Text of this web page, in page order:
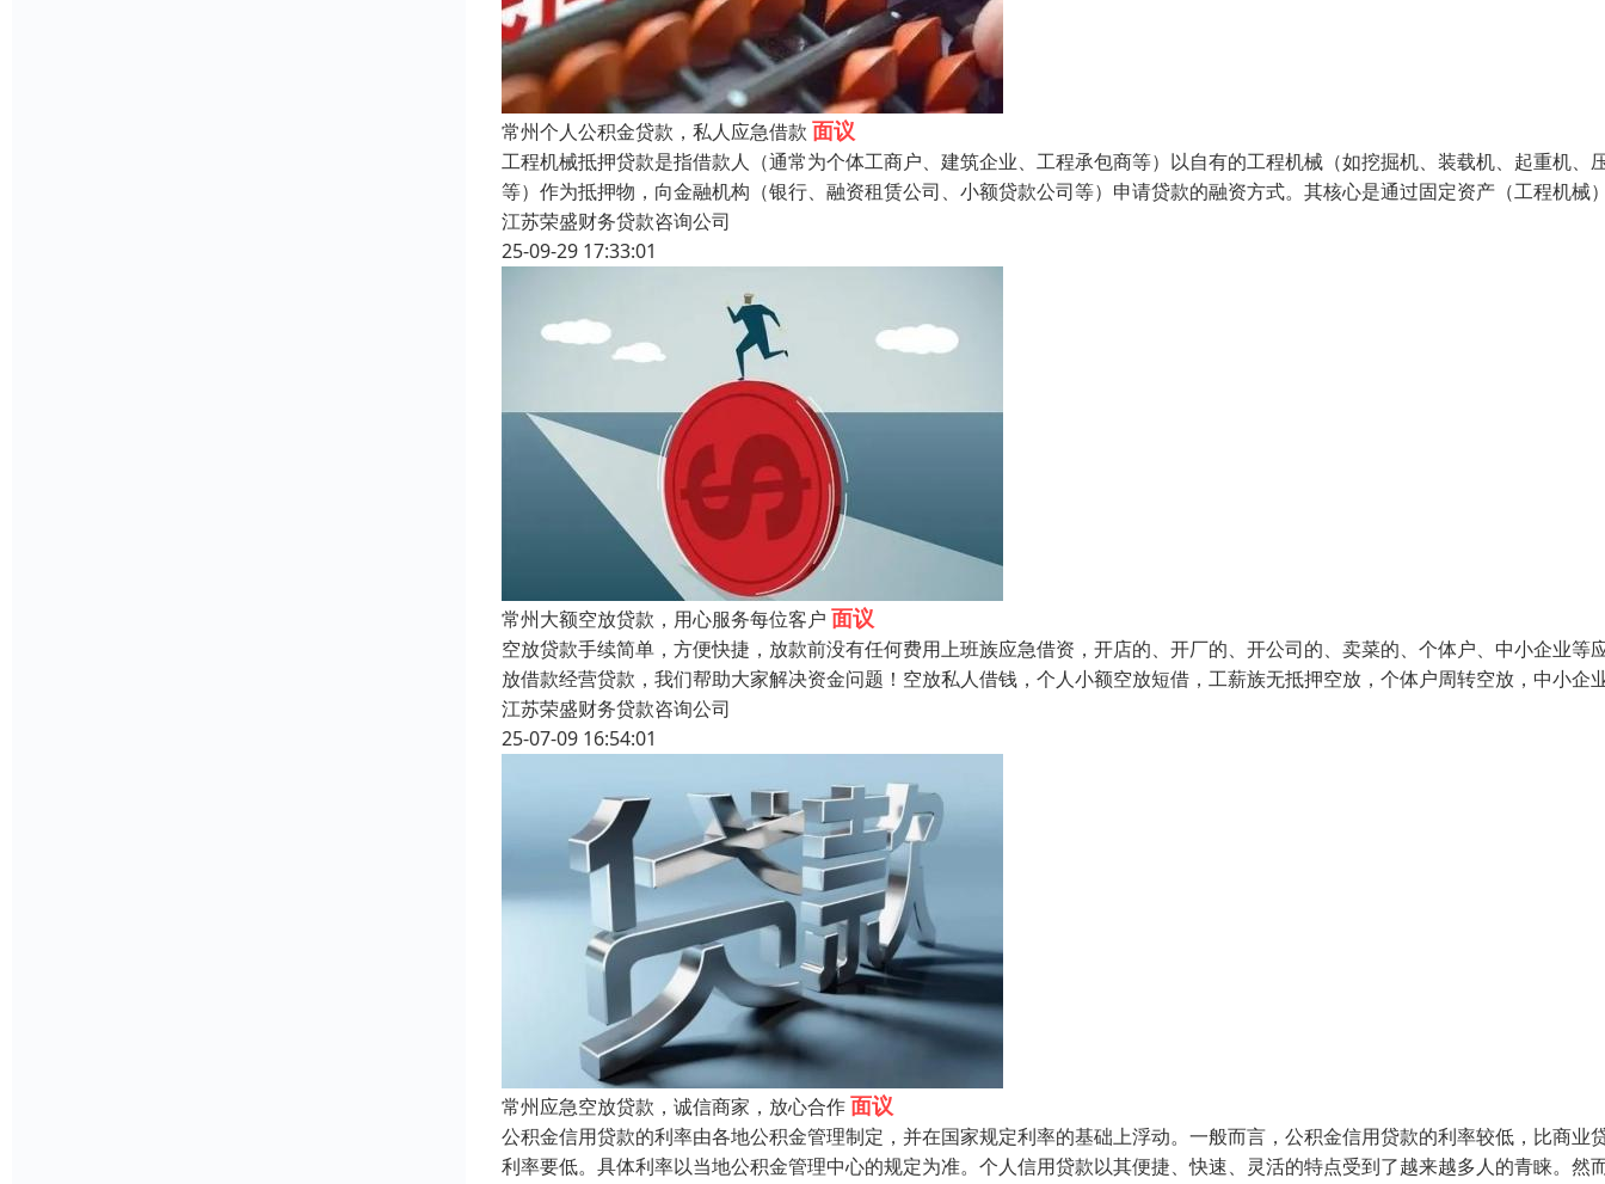
常州个人公积金贷款，私人应急借款 面议
工程机械抵押贷款是指借款人（通常为个体工商户、建筑企业、工程承包商等）以自有的工程机械（如挖掘机、装载机、起重机、
等）作为抵押物，向金融机构（银行、融资租赁公司、小额贷款公司等）申请贷款的融资方式。其核心是通过固定资产（工程机械
江苏荣盛财务贷款咨询公司
25-09-29 17:33:01
常州大额空放贷款，用心服务每位客户 面议
空放贷款手续简单，方便快捷，放款前没有任何费用上班族应急借资，开店的、开厂的、开公司的、卖菜的、个体户、中小企业等
放借款经营贷款，我们帮助大家解决资金问题！空放私人借钱，个人小额空放短借，工薪族无抵押空放，个体户周转空放，中小企
江苏荣盛财务贷款咨询公司
25-07-09 16:54:01
常州应急空放贷款，诚信商家，放心合作面议
公积金信用贷款的利率由各地公积金管理制定，并在国家规定利率的基础上浮动。一般而言，公积金信用贷款的利率较低，比商业
利率要低。具体利率以当地公积金管理中心的规定为准。个人信用贷款以其便捷、快速、灵活的特点受到了越来越多人的青睐。然